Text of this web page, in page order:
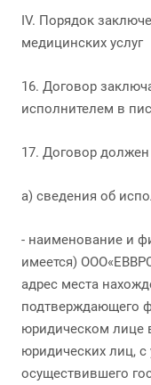
IV. Порядок
медицинских услуг
16. Договор
исполнителем в
17. Договор должен
а) сведения об
- наименование и
имеется)
адрес места
подтверждающего
юридическом лице
юридических лиц, с
осуществившего